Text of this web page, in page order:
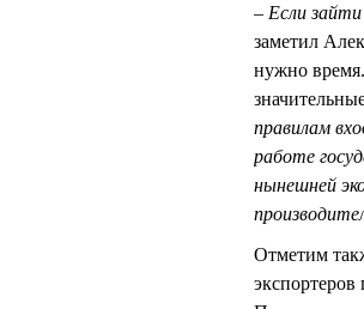
– Если
заметил
нужно
правилам
работе
нынешней
Отметим